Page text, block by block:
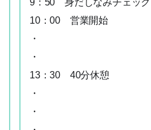
9：50 身だしなみチェック
10：00 営業開始
・
・
13：30 40分休憩
・
・